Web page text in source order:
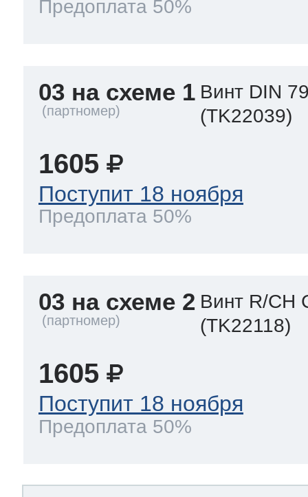
Предоплата 50%
03 на схеме 1 Винт DIN
(TK22039)
1605
Поступит 18 ноября
Предоплата 50%
03 на схеме 2 Винт R/CH
(TK22118)
1605
Поступит 18 ноября
Предоплата 50%